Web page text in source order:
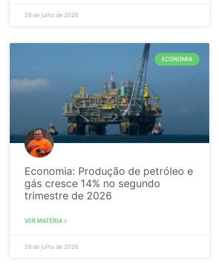
29 de julho de 2026
ECONOMIA
Economia: Produção de petróleo e
gás cresce 14% no segundo
trimestre de 2026
VER MATÉRIA »
29 de julho de 2026